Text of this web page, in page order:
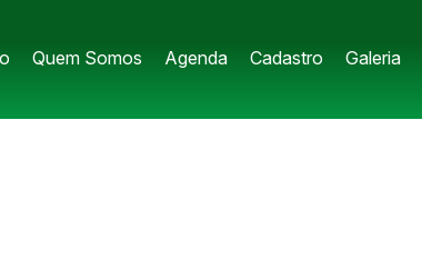
Quem Somos Agenda Cadastro Galeria